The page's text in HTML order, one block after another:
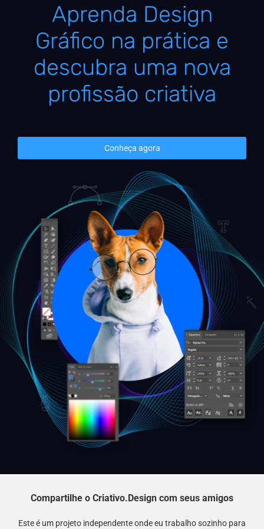
Aprenda Design
Gráfico na prática e
descubra uma nova
profissão criativa
Conheça agora
Compartilhe o Criativo.Design com seus amigos
Este é um projeto independente onde eu trabalho sozinho para